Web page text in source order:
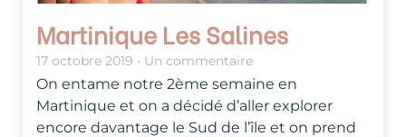
Martinique Les Salines
17 octobre 2019 Un commentaire
On entame notre 2ème semaine en
Martinique et on a décidé d’aller explorer
encore davantage le Sud de l’île et on prend